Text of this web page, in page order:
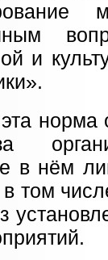
и
норма
в нём
в том